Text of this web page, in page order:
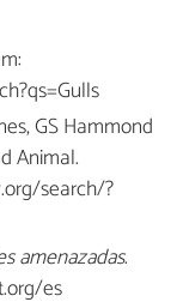
GS Hammond
Animal.
search/?
amenazadas.
es